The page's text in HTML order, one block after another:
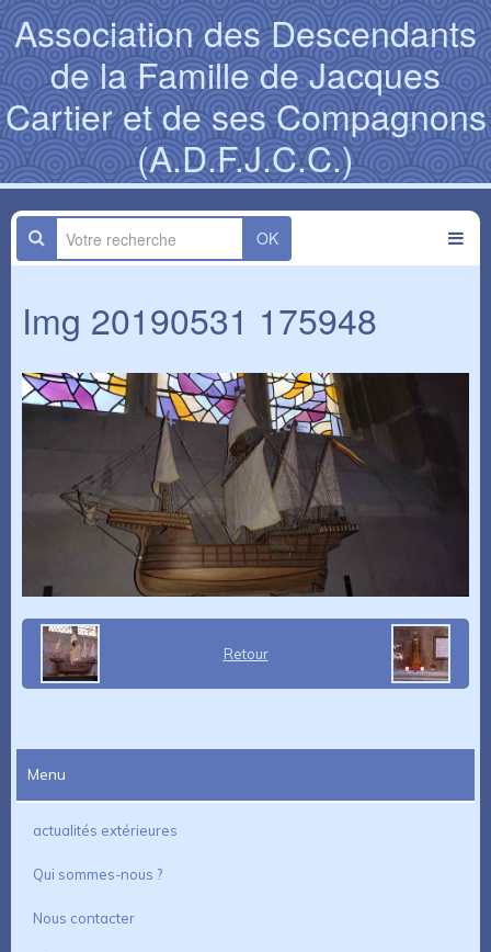
Association des Descendants
de la Famille de Jacques
Cartier et de ses Compagnons
(A.D.F.J.C.C.)
OK
Img 20190531 175948
Retour
Menu
actualités extérieures
Qui sommes-nous ?
Nous contacter